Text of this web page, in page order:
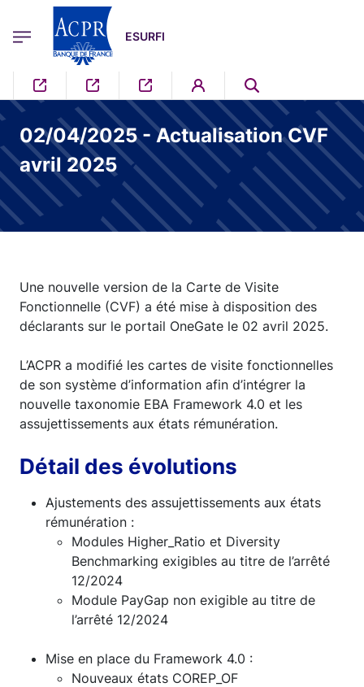
ESURFI Menu Principal
ESURFI
02/04/2025 - Actualisation CVF
avril 2025
Une nouvelle version de la Carte de Visite
Fonctionnelle (CVF) a été mise à disposition des
déclarants sur le portail OneGate le 02 avril 2025.
L’ACPR a modifié les cartes de visite fonctionnelles
de son système d’information afin d’intégrer la
nouvelle taxonomie EBA Framework 4.0 et les
assujettissements aux états rémunération.
Détail des évolutions
Ajustements des assujettissements aux états
rémunération :
Modules Higher_Ratio et Diversity
Benchmarking exigibles au titre de l’arrêté
12/2024
Module PayGap non exigible au titre de
l’arrêté 12/2024
Mise en place du Framework 4.0 :
Nouveaux états COREP_OF